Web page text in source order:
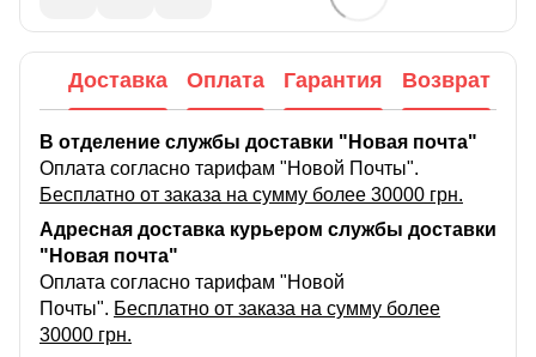
Доставка Оплата Гарантия Возврат
В отделение службы доставки "Новая почта"
Оплата согласно тарифам "Новой Почты".
Бесплатно от заказа на сумму более 30000 грн.
Адресная доставка курьером службы доставки
"Новая почта"
Оплата согласно тарифам "Новой
Почты". Бесплатно от заказа на сумму более
30000 грн.